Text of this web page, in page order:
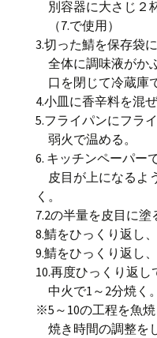
別容器に大さじ２
（7.で使用）
3.切った鯖を保存袋に
全体に調味液がか
口を閉じて冷蔵庫
4.小皿に香辛料を混
5.フライパンにフラ
弱火で温める。
6. キッチンペーパー
皮目が上になるよ
く。
7.2の半量を皮目に塗
8.鯖をひっくり返し
9.鯖をひっくり返し
10.再度ひっくり返
中火で1～2分焼く。
※5～10の工程を魚焼
焼き時間の調整を